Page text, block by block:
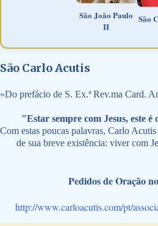
São João Paulo
II
São
São Carlo Acutis
»Do prefácio de S. Ex.ª Rev.ma Card.
"Estar sempre com Jesus, este
Com estas poucas palavras, Carlo
de sua breve existência: viver com
Pedidos de Oração
http://www.carloacutis.com/pt/